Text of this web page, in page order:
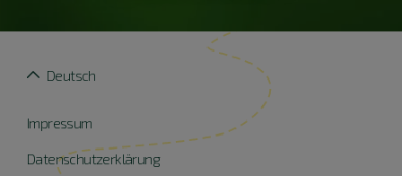
Impressum
Datenschutzerklärung
Deutsch